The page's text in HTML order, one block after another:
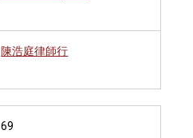
陳浩庭律師行
69